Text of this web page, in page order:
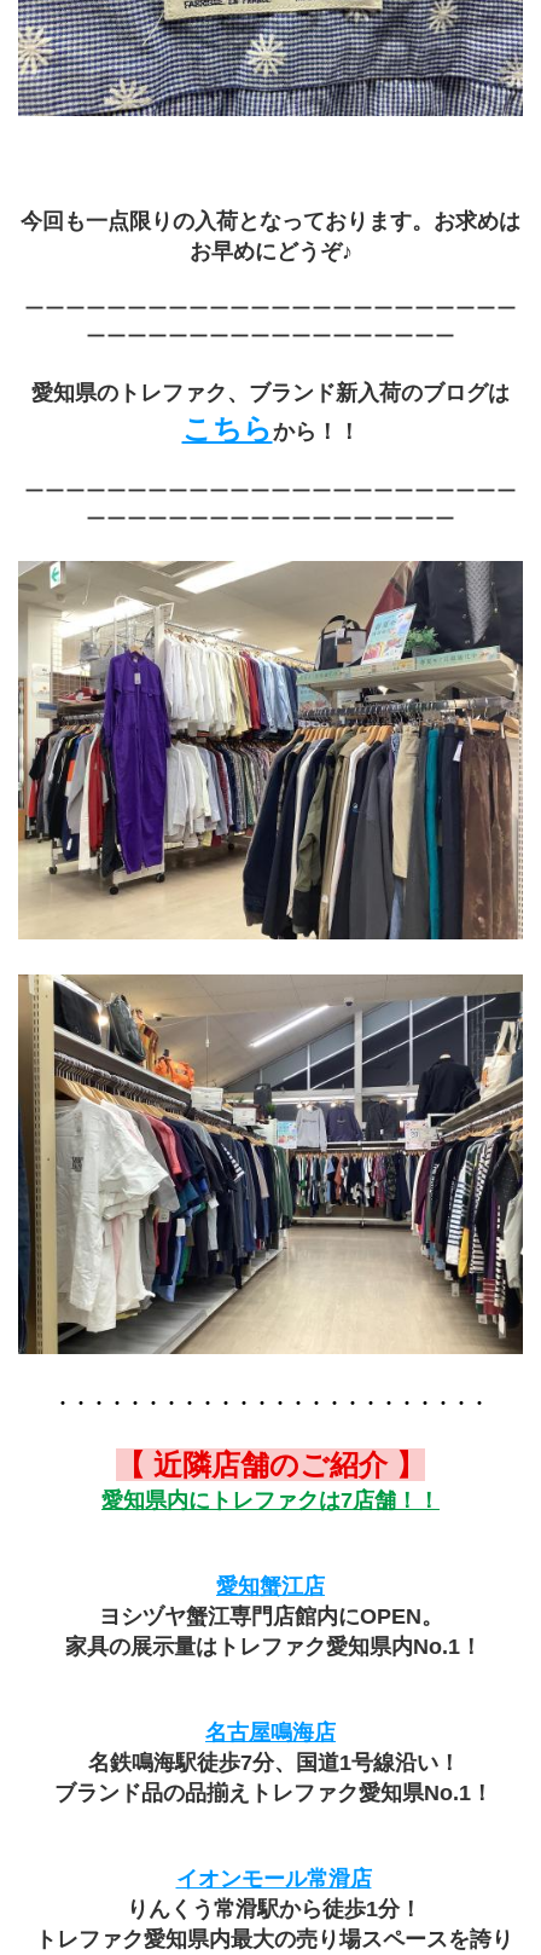
今回も一点限りの入荷となっております。お求めは
お早めにどうぞ♪
ーーーーーーーーーーーーーーーーーーーーーーーー
ーーーーーーーーーーーーーーーーーー
愛知県のトレファク、ブランド新入荷のブログは
こちらから！！
ーーーーーーーーーーーーーーーーーーーーーーーー
ーーーーーーーーーーーーーーーーーー
・・・・・・・・・・・・・・・・・・・・・・・・
【 近隣店舗のご紹介 】
愛知県内にトレファクは7店舗！！
愛知蟹江店
ヨシヅヤ蟹江専門店館内にOPEN。
家具の展示量はトレファク愛知県内No.1！
名古屋鳴海店
名鉄鳴海駅徒歩7分、国道1号線沿い！
ブランド品の品揃えトレファク愛知県No.1！
イオンモール常滑店
りんくう常滑駅から徒歩1分！